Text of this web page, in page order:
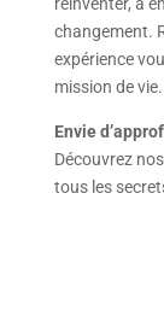
changement.
expérience
mission de vie.
Envie
Découvrez
tous les